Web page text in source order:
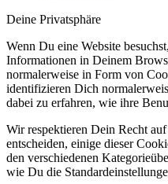
Deine Privatsphäre
Wenn Du eine Website
Informationen in Deinem
normalerweise in Form von
identifizieren Dich
dabei zu erfahren, wie ihre
Wir respektieren Dein Recht
entscheiden, einige dieser
den verschiedenen
wie Du die